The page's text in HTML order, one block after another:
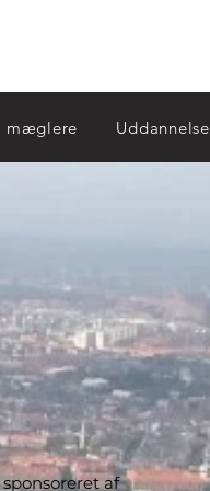
af
Uddannelse
mæglere